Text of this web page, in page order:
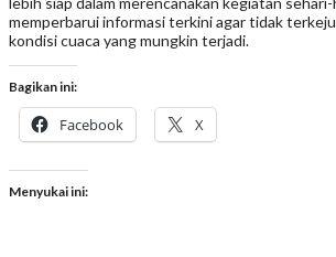
memperbarui informasi terkini agar tidak
kondisi cuaca yang mungkin terjadi.
Bagikan ini:
Facebook X
Menyukai ini: